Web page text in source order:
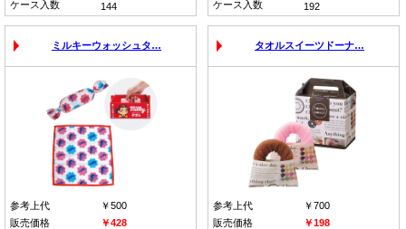
ケース入数 144 ケース入数 192
ミルキーウォッシュタ…
参考上代
￥500
販売価格
￥428
タオルスイーツドーナ…
参考上代
￥700
販売価格
￥198